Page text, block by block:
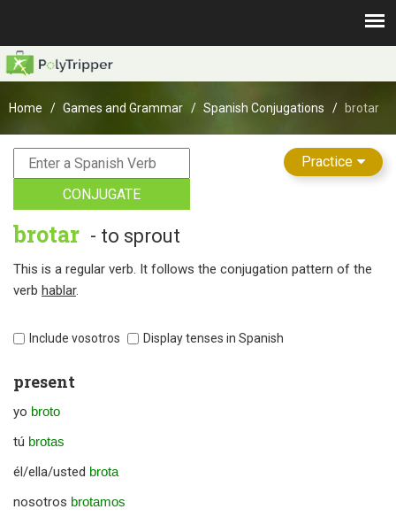
Home Games and Grammar Spanish Conjugations brotar
Practice
CONJUGATE
brotar - to sprout
This is a regular verb. It follows the conjugation pattern of the
verb hablar.
Include vosotros Display tenses in Spanish
present
yo broto
tú brotas
él/ella/usted brota
nosotros brotamos